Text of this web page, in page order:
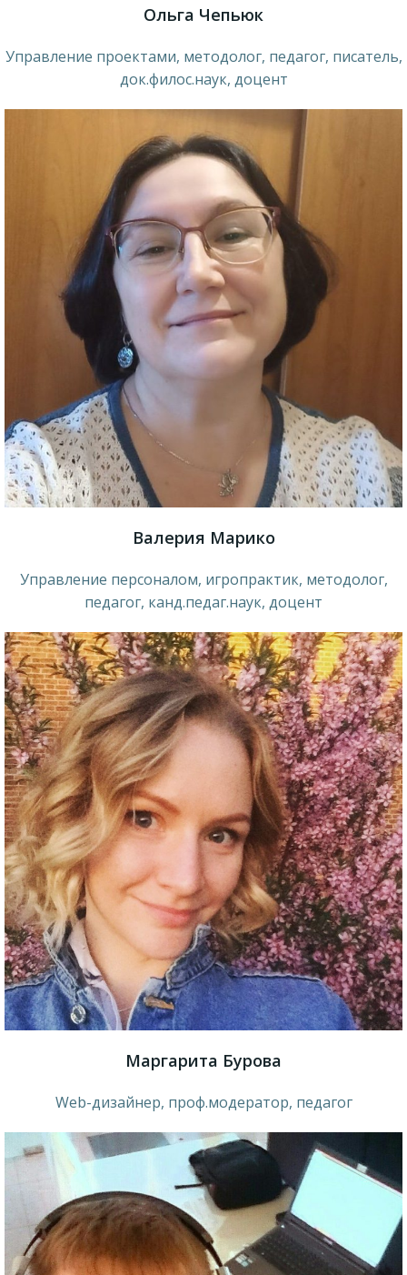
Ольга Чепьюк
Управление проектами, методолог, педагог, писатель,
док.филос.наук, доцент
Валерия Марико
Управление персоналом, игропрактик, методолог,
педагог, канд.педаг.наук, доцент
Маргарита Бурова
Web-дизайнер, проф.модератор, педагог